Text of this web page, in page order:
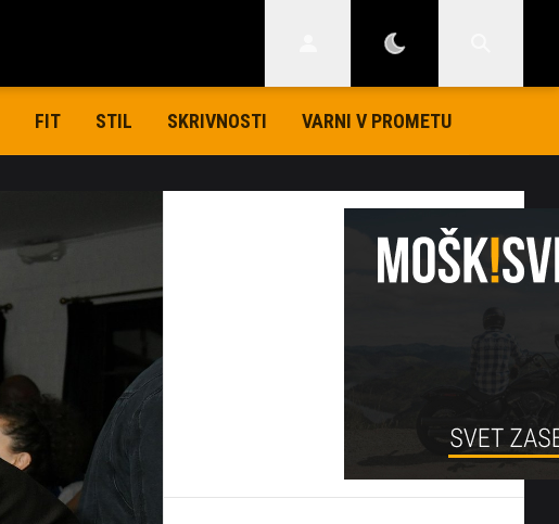
FIT STIL SKRIVNOSTI VARNI V PROMETU